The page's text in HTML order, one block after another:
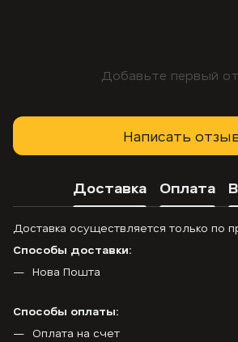
Добавьте первый
Написать
Доставка Оплата
Доставка осуществляется только по
Способы доставки:
Нова Пошта
Способы оплаты:
Оплата на счет